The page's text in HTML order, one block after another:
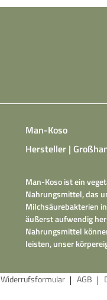
Man-Koso
Hersteller |
Man-Koso ist ein
Nahrungsmittel, das
Milchsäurebakterien
äußerst aufwendig
Nahrungsmittel
leisten, unser
AGB